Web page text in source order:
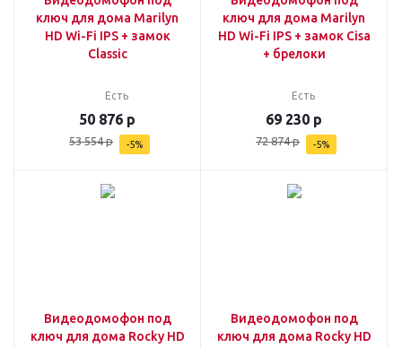
ключ для дома Marilyn
HD Wi-Fi IPS + замок
Classic
Есть
50 876 р
53 554р -5%
ключ для дома Marilyn
HD Wi-Fi IPS + замок Cisa
+ брелоки
Есть
69 230 р
72 874р -5%
Видеодомофон под
ключ для дома Rocky HD
Видеодомофон под
ключ для дома Rocky HD